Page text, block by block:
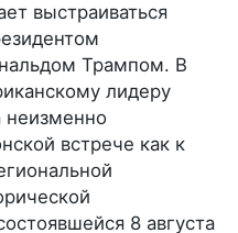
выстраиваться
Трампом. В
лидеру
неизменно
встрече как к
8 августа